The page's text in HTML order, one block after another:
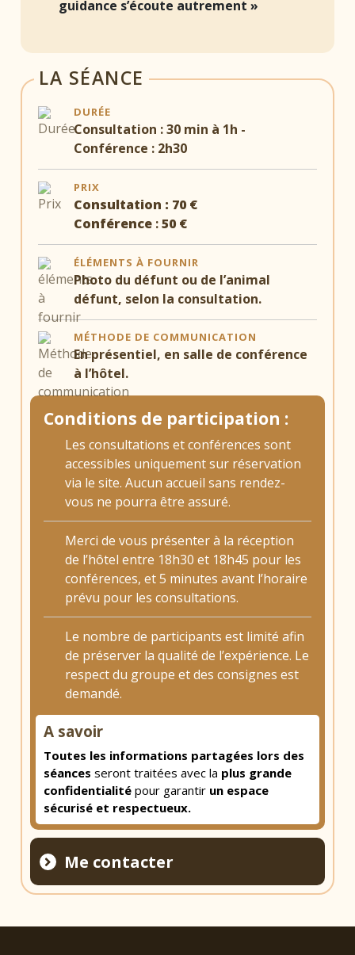
guidance s’écoute autrement »
LA SÉANCE
DURÉE
Consultation : 30 min à 1h -
Conférence : 2h30
PRIX
Consultation : 70 €
Conférence :50 €
ÉLÉMENTS À FOURNIR
Photo du défunt ou de l’animal
défunt, selon la consultation.
MÉTHODE DE COMMUNICATION
En présentiel, en salle de conférence
à l’hôtel.
Conditions de participation :
Les consultations et conférences sont
accessibles uniquement sur réservation
via le site. Aucun accueil sans rendez-
vous ne pourra être assuré.
Merci de vous présenter à la réception
de l’hôtel entre 18h30 et 18h45 pour les
conférences, et 5 minutes avant l’horaire
prévu pour les consultations.
Le nombre de participants est limité afin
de préserver la qualité de l’expérience. Le
respect du groupe et des consignes est
demandé.
A savoir
Toutes les informations partagées lors des
séancesseront traitées avec la plus grande
confidentialité pour garantir un espace
sécurisé et respectueux.
Me contacter